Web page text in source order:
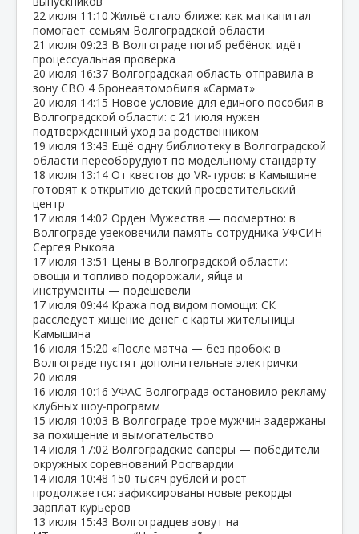
22 июля 11:10 Жильё стало ближе: как маткапитал
помогает семьям Волгоградской области
21 июля 09:23 В Волгограде погиб ребёнок: идёт
процессуальная проверка
20 июля 16:37 Волгоградская область отправила в
зону СВО 4 бронеавтомобиля «Сармат»
20 июля 14:15 Новое условие для единого пособия в
Волгоградской области: с 21 июля нужен
подтверждённый уход за родственником
19 июля 13:43 Ещё одну библиотеку в Волгоградской
области переоборудуют по модельному стандарту
18 июля 13:14 От квестов до VR‑туров: в Камышине
готовят к открытию детский просветительский
центр
17 июля 14:02 Орден Мужества — посмертно: в
Волгограде увековечили память сотрудника УФСИН
Сергея Рыкова
17 июля 13:51 Цены в Волгоградской области:
овощи и топливо подорожали, яйца и
инструменты — подешевели
17 июля 09:44 Кража под видом помощи: СК
расследует хищение денег с карты жительницы
Камышина
16 июля 15:20 «После матча — без пробок: в
Волгограде пустят дополнительные электрички
20 июля
16 июля 10:16 УФАС Волгограда остановило рекламу
клубных шоу‑программ
15 июля 10:03 В Волгограде трое мужчин задержаны
за похищение и вымогательство
14 июля 17:02 Волгоградские сапёры — победители
окружных соревнований Росгвардии
14 июля 10:48 150 тысяч рублей и рост
продолжается: зафиксированы новые рекорды
зарплат курьеров
13 июля 15:43 Волгоградцев зовут на